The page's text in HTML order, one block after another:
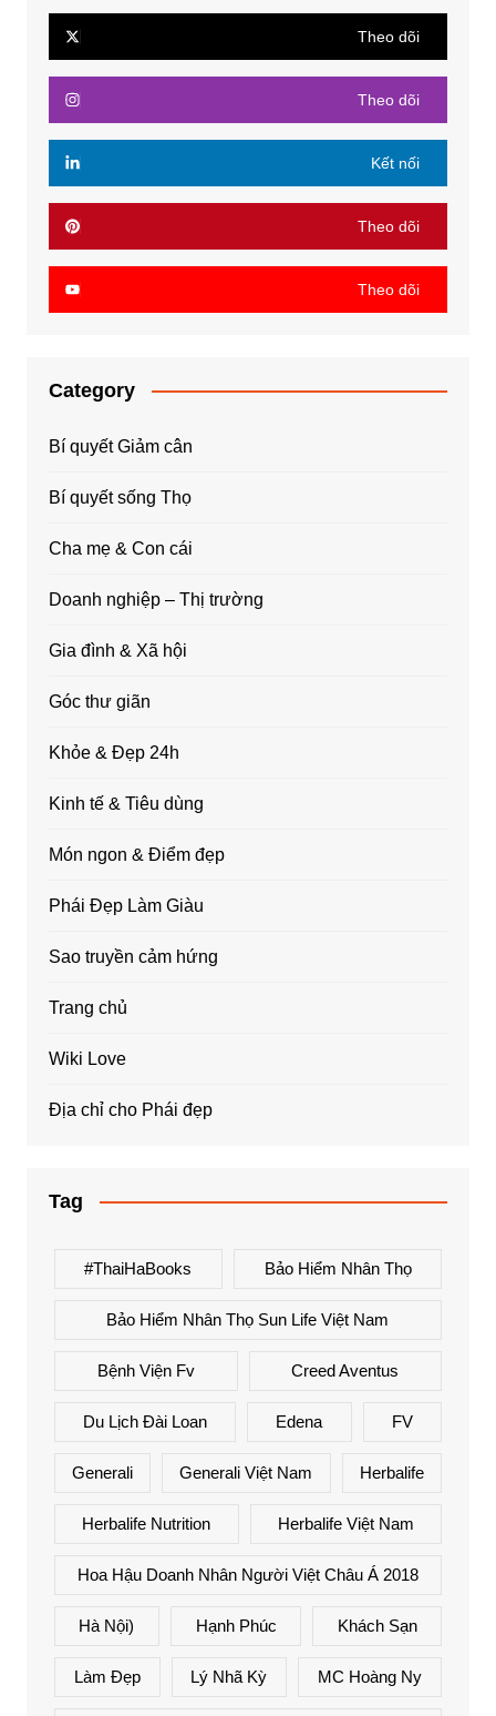
Theo dõi
Theo dõi
Kết nối
Theo dõi
Theo dõi
Category
Bí quyết Giảm cân
Bí quyết sống Thọ
Cha mẹ & Con cái
Doanh nghiệp – Thị trường
Gia đình & Xã hội
Góc thư giãn
Khỏe & Đẹp 24h
Kinh tế & Tiêu dùng
Món ngon & Điểm đẹp
Phái Đẹp Làm Giàu
Sao truyền cảm hứng
Trang chủ
Wiki Love
Địa chỉ cho Phái đẹp
Tag
#ThaiHaBooks Bảo Hiểm Nhân Thọ
Bảo Hiểm Nhân Thọ Sun Life Việt Nam
Bệnh Viện Fv Creed Aventus
Du Lịch Đài Loan Edena FV
Generali Generali Việt Nam Herbalife
Herbalife Nutrition Herbalife Việt Nam
Hoa Hậu Doanh Nhân Người Việt Châu Á 2018
Hà Nội) Hạnh Phúc Khách Sạn
Làm Đẹp Lý Nhã Kỳ MC Hoàng Ny